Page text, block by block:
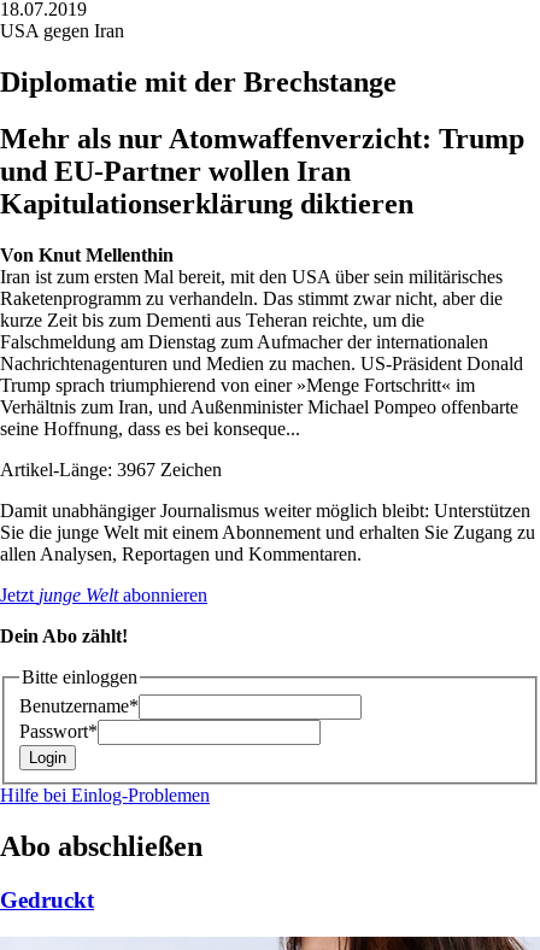
18.07.2019
USA gegen Iran
Diplomatie mit der Brechstange
Mehr als nur Atomwaffenverzicht: Trump
und EU-Partner wollen Iran
Kapitulationserklärung diktieren
Von Knut Mellenthin
Iran ist zum ersten Mal bereit, mit den USA über sein militärisches
Raketenprogramm zu verhandeln. Das stimmt zwar nicht, aber die
kurze Zeit bis zum Dementi aus Teheran reichte, um die
Falschmeldung am Dienstag zum Aufmacher der internationalen
Nachrichtenagenturen und Medien zu machen. US-Präsident Donald
Trump sprach triumphierend von einer »Menge Fortschritt« im
Verhältnis zum Iran, und Außenminister Michael Pompeo offenbarte
seine Hoffnung, dass es bei konseque...
Artikel-Länge: 3967 Zeichen
Damit unabhängiger Journalismus weiter möglich bleibt: Unterstützen
Sie die junge Welt mit einem Abonnement und erhalten Sie Zugang zu
allen Analysen, Reportagen und Kommentaren.
Jetzt junge Weltabonnieren
Dein Abo zählt!
Bitte einloggen
Benutzername*
Passwort*
Hilfe bei Einlog-Problemen
Abo abschließen
Gedruckt